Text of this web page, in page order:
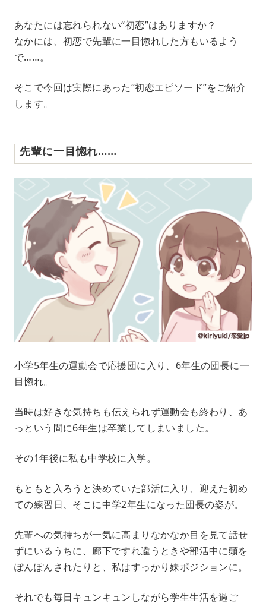
u
t
あなたには忘れられない“初恋”はありますか？
なかには、初恋で先輩に一目惚れした方もいるよう
で……。
そこで今回は実際にあった“初恋エピソード”をご紹介
します。
先輩に一目惚れ……
小学5年生の運動会で応援団に入り、6年生の団長に一
目惚れ。
当時は好きな気持ちも伝えられず運動会も終わり、あ
っという間に6年生は卒業してしまいました。
その1年後に私も中学校に入学。
もともと入ろうと決めていた部活に入り、迎えた初め
ての練習日、そこに中学2年生になった団長の姿が。
先輩への気持ちが一気に高まりなかなか目を見て話せ
ずにいるうちに、廊下ですれ違うときや部活中に頭を
ぽんぽんされたりと、私はすっかり妹ポジションに。
それでも毎日キュンキュンしながら学生生活を過ご